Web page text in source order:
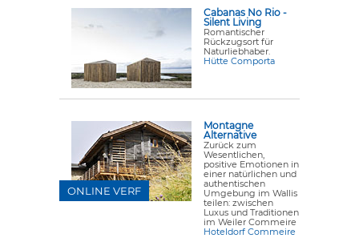
Cabanas No Rio -
Silent Living
Romantischer
Rückzugsort für
Naturliebhaber.
Hütte Comporta
Montagne
Alternative
Zurück zum
Wesentlichen,
positive Emotionen in
einer natürlichen und
authentischen
Umgebung im Wallis
teilen: zwischen
Luxus und Traditionen
im Weiler Commeire
Hoteldorf Commeire
ONLINE VERF